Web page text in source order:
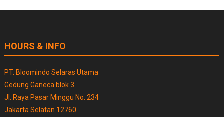
HOURS & INFO
PT. Bloomindo Selaras Utama
Gedung Ganeca blok 3
Jl. Raya Pasar Minggu No. 234
Jakarta Selatan 12760